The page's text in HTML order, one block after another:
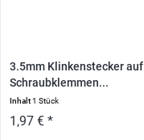
3.5mm Klinkenstecker auf
Schraubklemmen...
Inhalt1 Stück
1,97 € *